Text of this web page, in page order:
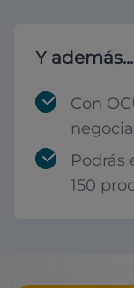
Y además...
Con
Podrás
150